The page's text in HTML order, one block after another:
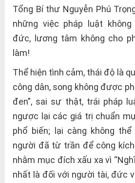
Tổng Bí thư Nguyễn Phú
những việc pháp luật
đức, lương tâm không cho
làm!
Thể hiện tình cảm, thái độ là
công dân, song không được
đen”, sai sự thật, trái pháp
ngược lại các giá trị chuẩn
phổ biến; lại càng không
người đã từ trần để công
nhằm mục đích xấu xa vì
nhất là đối với người tài, đức